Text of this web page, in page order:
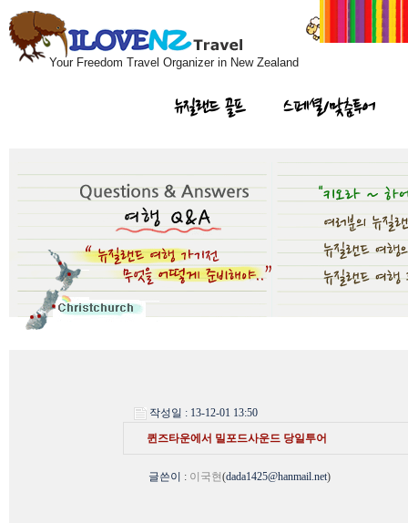
Your Freedom Travel Organizer in New Zealand
뉴질랜드 골프 스페셜/맞춤투어
작성일 : 13-12-01 13:50
퀸즈타운에서 밀포드사운드 당일투어
글쓴이 : 이국현(dada1425@hanmail.net)